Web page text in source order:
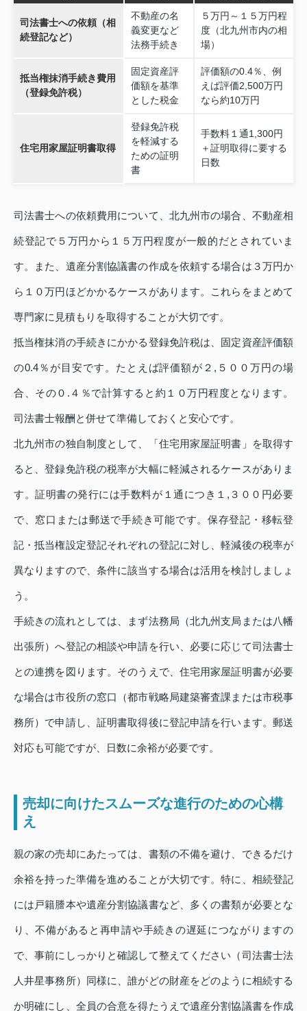
司法書士への依頼（相
続登記など）
不動産の名
義変更など
法務手続き
５万円～１５万円程
度（北九州市内の相
場）
抵当権抹消手続き費用
（登録免許税）
固定資産評
価額を基準
とした税金
評価額の0.4％、例
えば評価2,500万円
なら約10万円
住宅用家屋証明書取得
登録免許税
を軽減する
ための証明
書
手数料１通1,300円
＋証明取得に要する
日数
司法書士への依頼費用について、北九州市の場合、不動産相
続登記で５万円から１５万円程度が一般的だとされていま
す。また、遺産分割協議書の作成を依頼する場合は３万円か
ら１０万円ほどかかるケースがあります。これらをまとめて
専門家に見積もりを取得することが大切です。
抵当権抹消の手続きにかかる登録免許税は、固定資産評価額
の0.4％が目安です。たとえば評価額が２,５００万円の場
合、その０.４％で計算すると約１０万円程度となります。
司法書士報酬と併せて準備しておくと安心です。
北九州市の独自制度として、「住宅用家屋証明書」を取得す
ると、登録免許税の税率が大幅に軽減されるケースがありま
す。証明書の発行には手数料が１通につき１,３００円必要
で、窓口または郵送で手続き可能です。保存登記・移転登
記・抵当権設定登記それぞれの登記に対し、軽減後の税率が
異なりますので、条件に該当する場合は活用を検討しましょ
う。
手続きの流れとしては、まず法務局（北九州支局または八幡
出張所）へ登記の相談や申請を行い、必要に応じて司法書士
との連携を図ります。そのうえで、住宅用家屋証明書が必要
な場合は市役所の窓口（都市戦略局建築審査課または市税事
務所）で申請し、証明書取得後に登記申請を行います。郵送
対応も可能ですが、日数に余裕が必要です。
売却に向けたスムーズな進行のための心構
え
親の家の売却にあたっては、書類の不備を避け、できるだけ
余裕を持った準備を進めることが大切です。特に、相続登記
には戸籍謄本や遺産分割協議書など、多くの書類が必要とな
り、不備があると再申請や手続きの遅延につながりますの
で、事前にしっかりと確認して整えてください（司法書士法
人井星事務所）同様に、誰がどの財産をどのように相続する
か明確にし、全員の合意を得たうえで遺産分割協議書を作成